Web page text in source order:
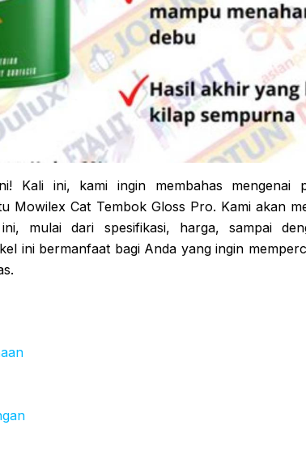
Kali ini, kami ingin membahas mengenai
Mowilex Cat Tembok Gloss Pro. Kami akan
mulai dari spesifikasi, harga, sampai
ini bermanfaat bagi Anda yang ingin